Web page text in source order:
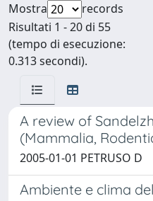
Mostra
records
Risultati 1 - 20 di 55
(tempo di esecuzione:
0.313 secondi).
A review of
(Mammalia,
2005-01-01 PETRUSO D
Ambiente e clima